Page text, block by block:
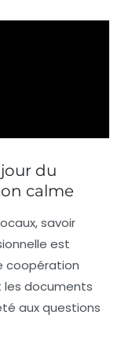
du
calme
savoir
est
coopération
les documents
aux questions